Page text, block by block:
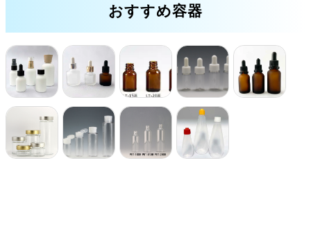
おすすめ容器